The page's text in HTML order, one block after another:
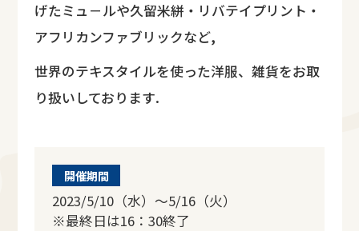
げたミュ－ルや久留米絣・リバテイプリント・
アフリカンファブリックなど,
世界のテキスタイルを使った洋服、雑貨をお取
り扱いしております.
開催期間
2023/5/10（水）～5/16（火）
※最終日は16：30終了